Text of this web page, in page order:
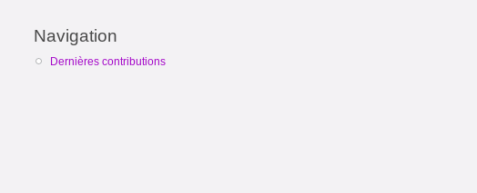
Navigation
Dernières contributions